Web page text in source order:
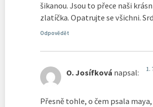
šikanou. Jsou to přece naši
zlatíčka. Opatrujte se všichni.
Odpovědět
O. Josífková napsal: 1.
Přesně tohle, o čem psala maya,